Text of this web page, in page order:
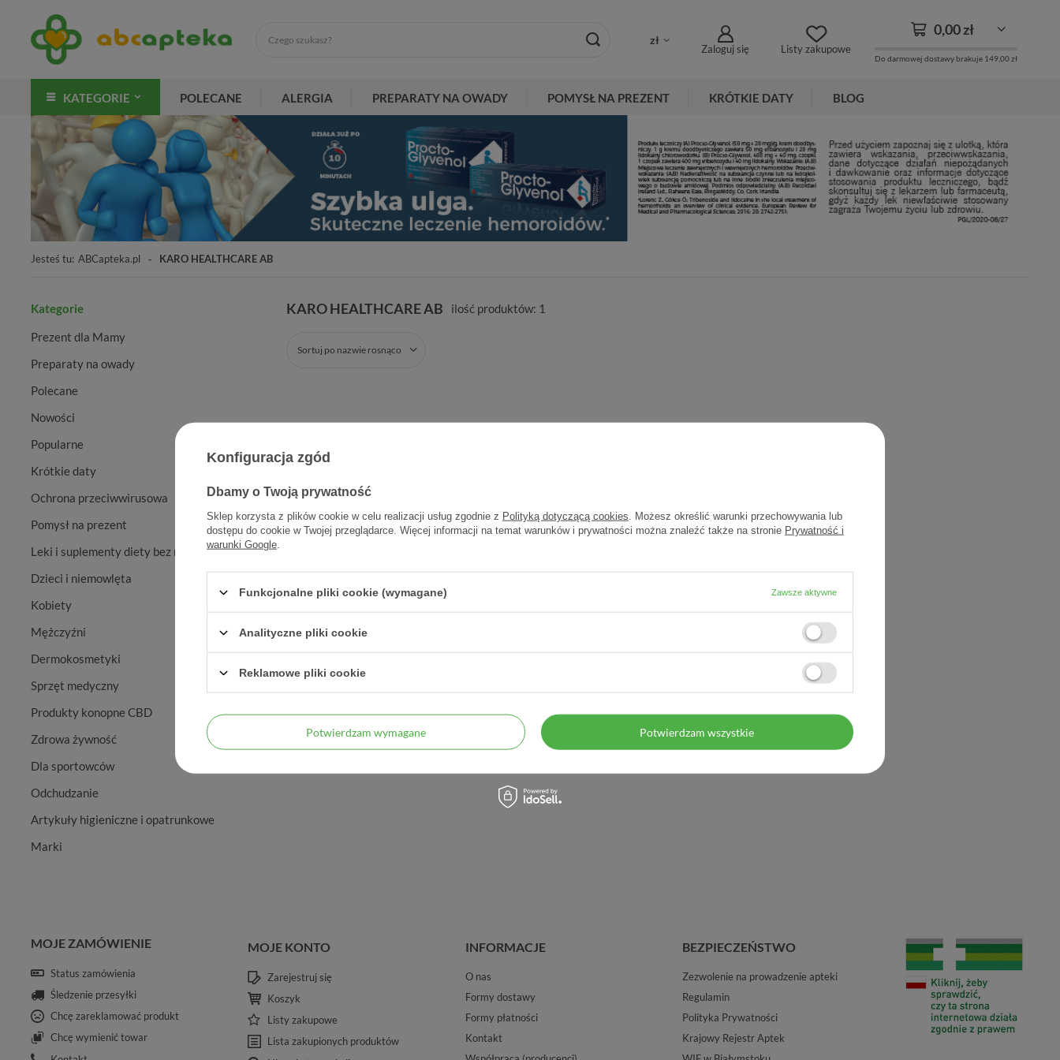
zł
Zaloguj się Listy zakupowe
0,00 zł
Do darmowej dostawy brakuje 149,00 zł
KATEGORIE POLECANE ALERGIA PREPARATY NA OWADY POMYSŁ NA PREZENT KRÓTKIE DATY BLOG
Jesteś tu: ABCapteka.pl KARO HEALTHCARE AB
Kategorie
Prezent dla Mamy
Preparaty na owady
Polecane
Nowości
Popularne
Krótkie daty
Ochrona przeciwwirusowa
Pomysł na prezent
Leki i suplementy diety bez recepty
Dzieci i niemowlęta
Kobiety
Mężczyźni
Dermokosmetyki
Sprzęt medyczny
Produkty konopne CBD
Zdrowa żywność
Dla sportowców
Odchudzanie
Artykuły higieniczne i opatrunkowe
Marki
KARO HEALTHCARE AB ilość produktów: 1
Sortuj po nazwie rosnąco
0,30 zł / szt.
MOJE ZAMÓWIENIE
Status zamówienia
Śledzenie przesyłki
Chcę zareklamować produkt
Chcę wymienić towar
MOJE KONTO
Zarejestruj się
Koszyk
Listy zakupowe
Lista zakupionych produktów
INFORMACJE
O nas
Formy dostawy
Formy płatności
Kontakt
BEZPIECZEŃSTWO
Zezwolenie na prowadzenie apteki
Regulamin
Polityka Prywatności
Krajowy Rejestr Aptek
Konfiguracja zgód
Dbamy o Twoją prywatność
Sklep korzysta z plików cookie w celu realizacji usług zgodnie z Polityką dotyczącą cookies . Możesz określić warunki przechowywania lub
dostępu do cookie w Twojej przeglądarce. Więcej informacji na temat warunków i prywatności można znaleźć także na stronie Prywatność i
warunki Google
Funkcjonalne pliki cookie (wymagane) Zawsze aktywne
Analityczne pliki cookie
Reklamowe pliki cookie
Potwierdzam wymagane Potwierdzam wszystkie